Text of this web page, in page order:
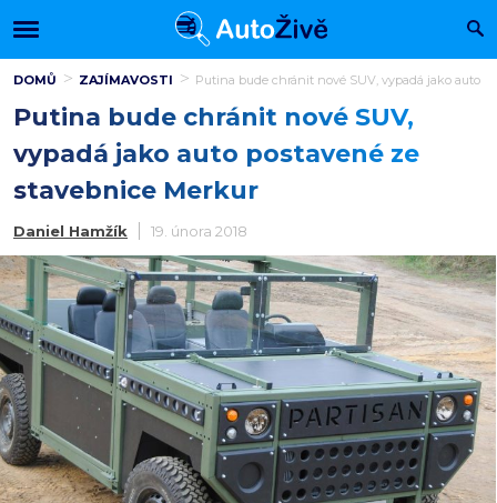
DOMŮ ZAJÍMAVOSTI Putina bude chránit nové SUV, vypadá jako auto
Putina bude chránit nové SUV,
vypadá jako auto postavené ze
stavebnice Merkur
Daniel Hamžík 19. února 2018